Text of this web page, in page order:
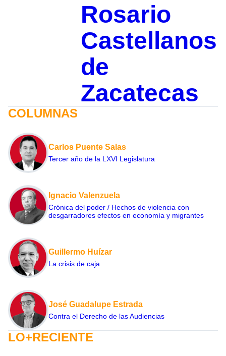
Rosario
Castellanos
de
Zacatecas
COLUMNAS
Carlos Puente Salas
Tercer año de la LXVI Legislatura
Ignacio Valenzuela
Crónica del poder / Hechos de violencia con
desgarradores efectos en economía y migrantes
Guillermo Huízar
La crisis de caja
José Guadalupe Estrada
Contra el Derecho de las Audiencias
LO+RECIENTE